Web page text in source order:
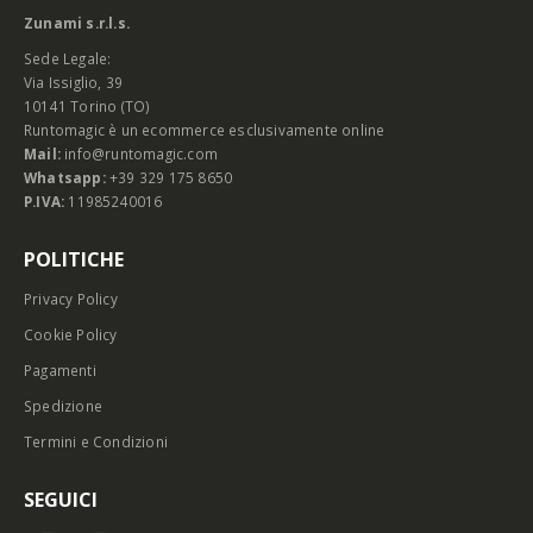
Zunami s.r.l.s.
Sede Legale:
Via Issiglio, 39
10141 Torino (TO)
Runtomagic è un ecommerce esclusivamente online
Mail: info@runtomagic.com
Whatsapp: +39 329 175 8650
P.IVA: 11985240016
POLITICHE
Privacy Policy
Cookie Policy
Pagamenti
Spedizione
Termini e Condizioni
SEGUICI